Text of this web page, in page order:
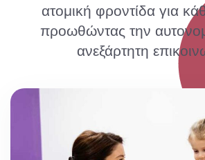
ατομική φροντίδα για
προωθώντας την
ανεξάρτητη